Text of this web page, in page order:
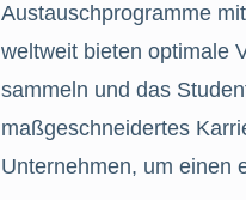
Austauschprogramme
weltweit bieten optimale
sammeln und das
maßgeschneidertes
Unternehmen, um einen